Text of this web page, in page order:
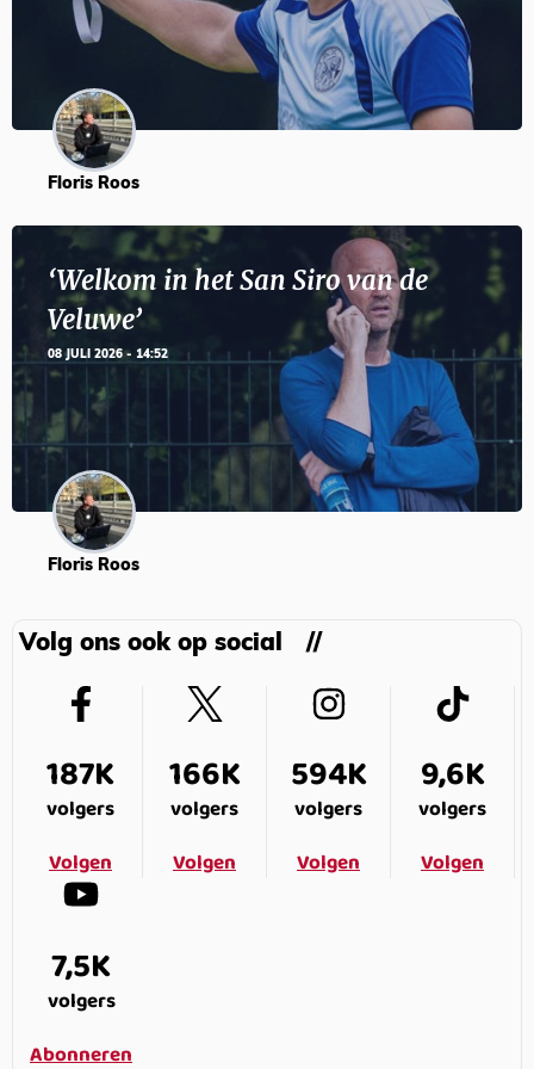
Floris Roos
‘Welkom in het San Siro van de
Veluwe’
08 JULI 2026 - 14:52
Floris Roos
Volg ons ook op social
187K
volgers
Volgen
166K
volgers
Volgen
594K
volgers
Volgen
9,6K
volgers
Volgen
7,5K
volgers
Abonneren